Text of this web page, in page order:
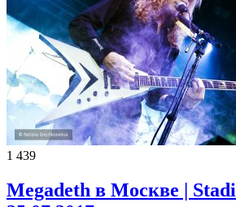
1 439
Megadeth в Москве |